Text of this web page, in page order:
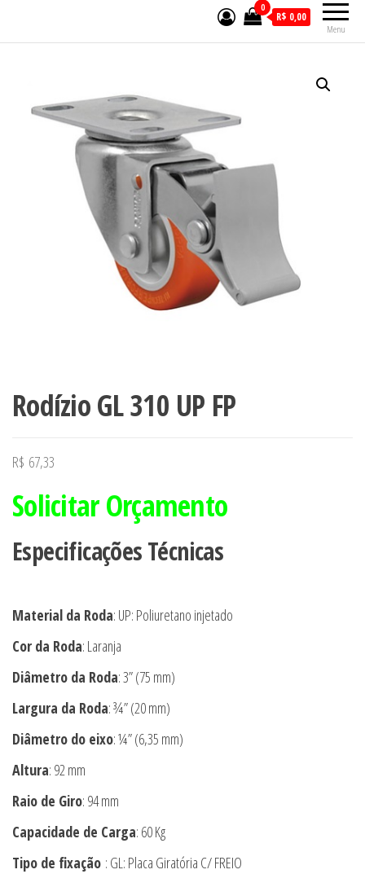
Menu
0
R$ 0,00
Rodízio GL 310 UP FP
R$ 67,33
Solicitar Orçamento
Especificações Técnicas
Material da Roda: UP: Poliuretano injetado
Cor da Roda: Laranja
Diâmetro da Roda: 3” (75 mm)
Largura da Roda: ¾” (20 mm)
Diâmetro do eixo: ¼” (6,35 mm)
Altura: 92 mm
Raio de Giro: 94 mm
Capacidade de Carga: 60 Kg
Tipo de fixação : GL: Placa Giratória C/ FREIO